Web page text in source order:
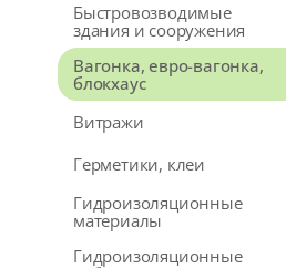
Быстровозводимые
здания и сооружения
Вагонка, евро-вагонка,
блокхаус
Витражи
Герметики, клеи
Гидроизоляционные
материалы
Гидроизоляционные